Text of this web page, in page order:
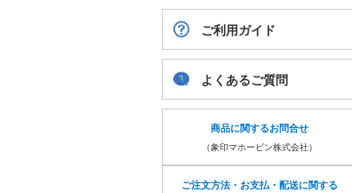
ご利用ガイド
よくあるご質問
商品に関するお問合せ
（象印マホービン株式会社）
ご注文方法・お支払・配送に関する